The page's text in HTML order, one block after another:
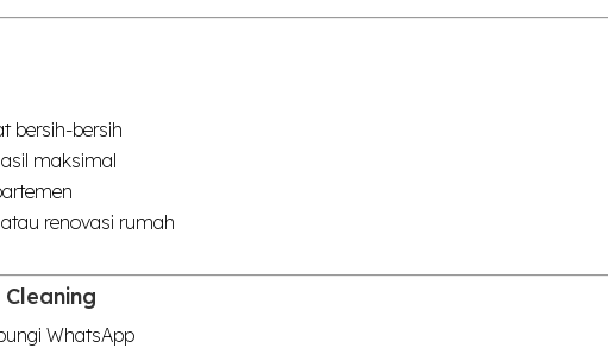
bersih-bersih
maksimal
renovasi rumah
WhatsApp